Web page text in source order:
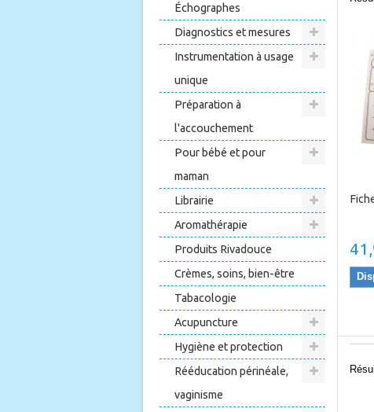
Échographes
Diagnostics et mesures
Instrumentation à usage
unique
Préparation à
l'accouchement
Pour bébé et pour
maman
Librairie
Aromathérapie
Produits Rivadouce
Crèmes, soins, bien-être
Tabacologie
Acupuncture
Hygiène et protection
Rééducation périnéale,
vaginisme